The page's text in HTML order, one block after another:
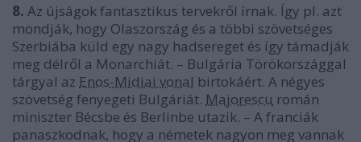
8. Az újságok fantasztikus tervekről írnak. Így pl. azt
mondják, hogy Olaszország és a többi szövetséges
Szerbiába küld egy nagy hadsereget és így támadják
meg délről a Monarchiát. – Bulgária Törökországgal
tárgyal az Enos-Midiai vonal birtokáért. A négyes
szövetség fenyegeti Bulgáriát. Majorescu román
miniszter Bécsbe és Berlinbe utazik. – A franciák
panaszkodnak, hogy a németek nagyon meg vannak